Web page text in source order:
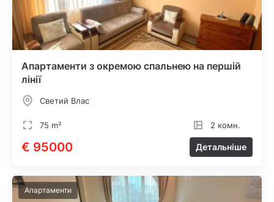
Апартаменти з окремою спальнею на першій
лінії
Светий Влас
75 m² 2 комн.
€ 95000 Детальніше
Апартаменти